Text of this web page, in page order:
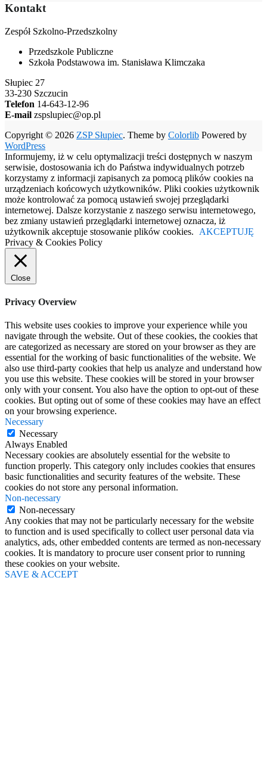
Kontakt
Zespół Szkolno-Przedszkolny
Przedszkole Publiczne
Szkoła Podstawowa im. Stanisława Klimczaka
Słupiec 27
33-230 Szczucin
Telefon 14-643-12-96
E-mail zspslupiec@op.pl
Copyright © 2026 ZSP Słupiec. Theme by Colorlib Powered by
WordPress
Informujemy, iż w celu optymalizacji treści dostępnych w naszym
serwisie, dostosowania ich do Państwa indywidualnych potrzeb
korzystamy z informacji zapisanych za pomocą plików cookies na
urządzeniach końcowych użytkowników. Pliki cookies użytkownik
może kontrolować za pomocą ustawień swojej przeglądarki
internetowej. Dalsze korzystanie z naszego serwisu internetowego,
bez zmiany ustawień przeglądarki internetowej oznacza, iż
użytkownik akceptuje stosowanie plików cookies.
AKCEPTUJĘ
Privacy & Cookies Policy
Close
Privacy Overview
This website uses cookies to improve your experience while you
navigate through the website. Out of these cookies, the cookies that
are categorized as necessary are stored on your browser as they are
essential for the working of basic functionalities of the website. We
also use third-party cookies that help us analyze and understand how
you use this website. These cookies will be stored in your browser
only with your consent. You also have the option to opt-out of these
cookies. But opting out of some of these cookies may have an effect
on your browsing experience.
Necessary
Necessary
Always Enabled
Necessary cookies are absolutely essential for the website to
function properly. This category only includes cookies that ensures
basic functionalities and security features of the website. These
cookies do not store any personal information.
Non-necessary
Non-necessary
Any cookies that may not be particularly necessary for the website
to function and is used specifically to collect user personal data via
analytics, ads, other embedded contents are termed as non-necessary
cookies. It is mandatory to procure user consent prior to running
these cookies on your website.
SAVE & ACCEPT